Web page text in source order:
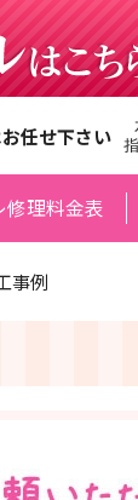
任せ下さい
修理料金表
事例